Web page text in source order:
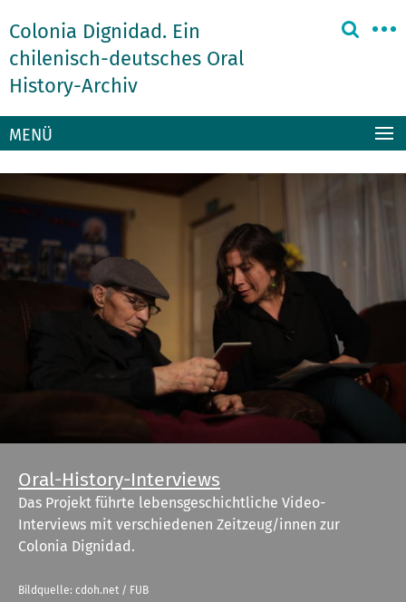
direkt
zu
Inhalt
Colonia Dignidad. Ein
chilenisch-deutsches Oral
History-Archiv
Service-
Navigation
MENÜ
Oral-History-Interviews
Das Projekt führte lebensgeschichtliche Video-
Interviews mit verschiedenen Zeitzeug/innen zur
Colonia Dignidad.
Bildquelle: cdoh.net / FUB